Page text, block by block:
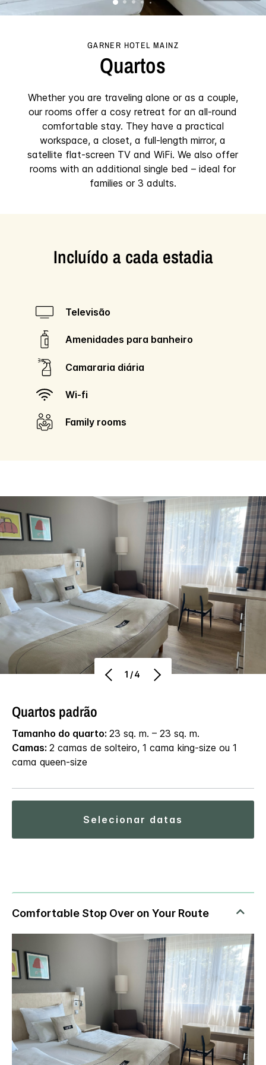
GARNER HOTEL MAINZ
Quartos
Whether you are traveling alone or as a couple,
our rooms offer a cosy retreat for an all-round
comfortable stay. They have a practical
workspace, a closet, a full-length mirror, a
satellite flat-screen TV and WiFi. We also offer
rooms with an additional single bed – ideal for
families or 3 adults.
Incluído a cada estadia
Televisão
Amenidades para banheiro
Camararia diária
Wi-fi
Family rooms
1/4
Quartos padrão
Tamanho do quarto: 23 sq. m. – 23 sq. m.
Camas: 2 camas de solteiro, 1 cama king-size ou 1
cama queen-size
selecionar datas